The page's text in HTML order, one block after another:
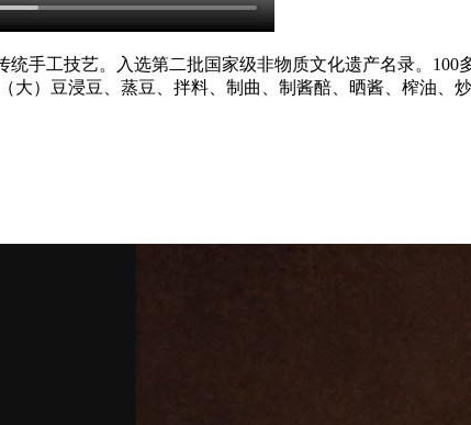
手工技艺。入选第二批国家级非物质文化遗产名录。
）豆浸豆、蒸豆、拌料、制曲、制酱醅、晒酱、榨油、